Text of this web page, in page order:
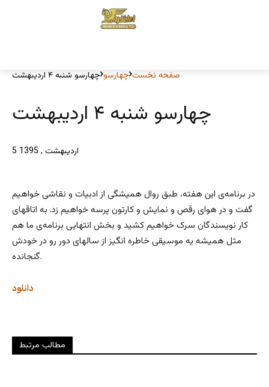
صفحه نخست چهارسو چهارسو شنبه ۴ اردیبهشت
چهارسو شنبه ۴ اردیبهشت
5 اردیبهشت , 1395
در برنامه‌ی این هفته، طبق روال همیشگی از ادبیات و نقاشی خواهیم
گفت و در هوای رقص و نمایش و کارتون پرسه خواهیم زد. به اتاقهای
کار نویسندگان سرک خواهیم کشید و بخش انتهایی برنامه‌ی ما هم
مثل همیشه یه موسیقی خاطره انگیز از سالهای دور رو در خودش
گنجانده.
دانلود
مطالب مرتبط